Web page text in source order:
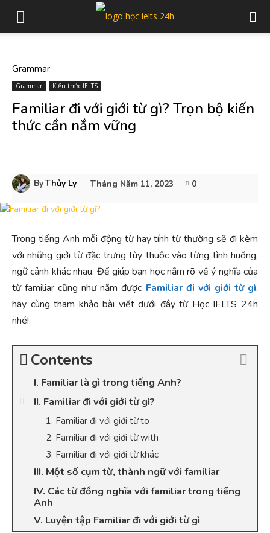
Grammar
Grammar Kiến thức IELTS
Familiar đi với giới từ gì? Trọn bộ kiến
thức cần nắm vững
ByThủy Ly Tháng Năm 11, 2023 0
Trong tiếng Anh mỗi động từ hay tính từ thường sẽ đi kèm
với những giới từ đặc trưng tùy thuộc vào từng tình huống,
ngữ cảnh khác nhau. Để giúp bạn học nắm rõ về ý nghĩa của
từ familiar cũng như nắm được Familiar đi với giới từ gì,
hãy cùng tham khảo bài viết dưới đây từ Học IELTS 24h
nhé!
Contents
I. Familiar là gì trong tiếng Anh?
II. Familiar đi với giới từ gì?
1. Familiar đi với giới từ to
2. Familiar đi với giới từ with
3. Familiar đi với giới từ khác
III. Một số cụm từ, thành ngữ với familiar
IV. Các từ đồng nghĩa với familiar trong tiếng
Anh
V. Luyện tập Familiar đi với giới từ gì